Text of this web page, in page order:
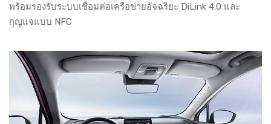
พร้อมรองรับระบบเชื่อมต่อเครือข่ายอัจฉริยะ DiLink 4.0 และ
กุญแจแบบ NFC